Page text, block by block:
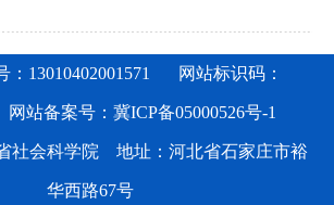
：13010402001571 网站标识码：
站备案号： 冀ICP备05000526号-1
社会科学院 地址：河北省石家庄市裕
华西路67号